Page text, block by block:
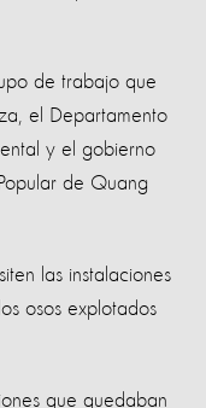
de trabajo que
el Departamento
y el gobierno
de Quang
las instalaciones
osos explotados
que quedaban